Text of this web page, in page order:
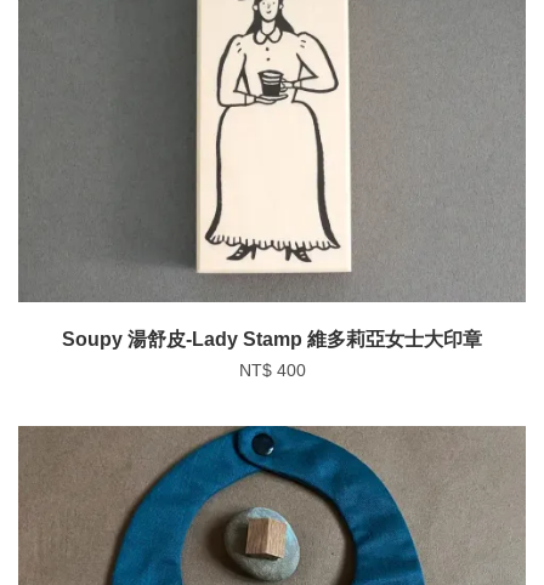
Soupy 湯舒皮-Lady Stamp 維多莉亞女士大印章
NT$ 400